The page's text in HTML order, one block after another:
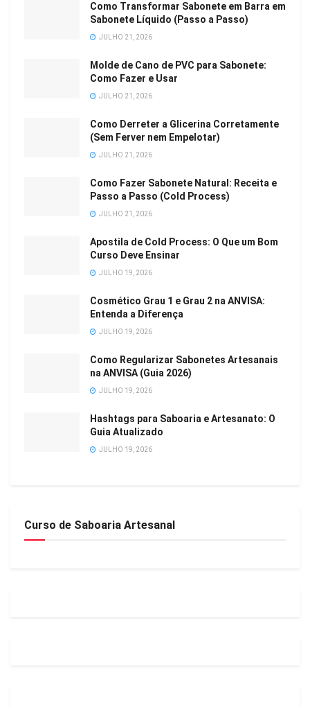
Como Transformar Sabonete em Barra em
Sabonete Líquido (Passo a Passo)
JULHO 21, 2026
Molde de Cano de PVC para Sabonete:
Como Fazer e Usar
JULHO 21, 2026
Como Derreter a Glicerina Corretamente
(Sem Ferver nem Empelotar)
JULHO 21, 2026
Como Fazer Sabonete Natural: Receita e
Passo a Passo (Cold Process)
JULHO 21, 2026
Apostila de Cold Process: O Que um Bom
Curso Deve Ensinar
JULHO 19, 2026
Cosmético Grau 1 e Grau 2 na ANVISA:
Entenda a Diferença
JULHO 19, 2026
Como Regularizar Sabonetes Artesanais
na ANVISA (Guia 2026)
JULHO 19, 2026
Hashtags para Saboaria e Artesanato: O
Guia Atualizado
JULHO 19, 2026
Curso de Saboaria Artesanal